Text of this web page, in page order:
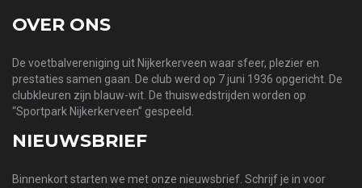
OVER ONS
De voetbalvereniging uit Nijkerkerveen waar sfeer, plezier en
prestaties samen gaan. De club werd op 7 juni 1936 opgericht. De
clubkleuren zijn blauw-wit. De thuiswedstrijden worden op
“Sportpark Nijkerkerveen” gespeeld.
NIEUWSBRIEF
Binnenkort starten we met onze nieuwsbrief. Schrijf je in voor